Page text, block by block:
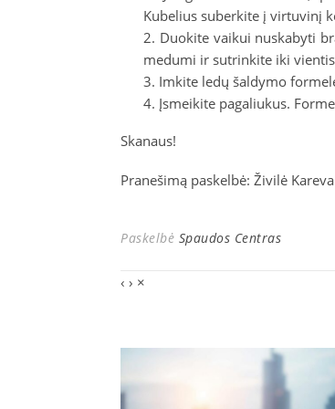
Kubelius suberkite į virtuvinį
Duokite vaikui nuskabyti
medumi ir sutrinkite iki
Imkite ledų šaldymo
Įsmeikite pagaliukus.
Skanaus!
Pranešimą paskelbė: Živilė
Paskelbė Spaudos Centras
‹ › ×